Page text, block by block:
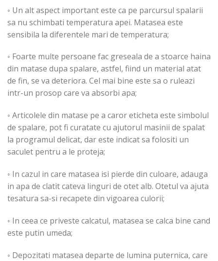
◦ Un alt aspect important este ca pe parcursul spalarii
sa nu schimbati temperatura apei. Matasea este
sensibila la diferentele mari de temperatura;
◦ Foarte multe persoane fac greseala de a stoarce haina
din matase dupa spalare, astfel, fiind un material atat
de fin, se va deteriora. Cel mai bine este sa o ruleazi
intr-un prosop care va absorbi apa;
◦ Articolele din matase pe a caror eticheta este simbolul
de spalare, pot fi curatate cu ajutorul masinii de spalat
la programul delicat, dar este indicat sa folositi un
saculet pentru a le proteja;
◦ In cazul in care matasea isi pierde din culoare, adauga
in apa de clatit cateva linguri de otet alb. Otetul va ajuta
tesatura sa-si recapete din vigoarea culorii;
◦ In ceea ce priveste calcatul, matasea se calca bine cand
este putin umeda;
◦ Depozitati matasea departe de lumina puternica, care